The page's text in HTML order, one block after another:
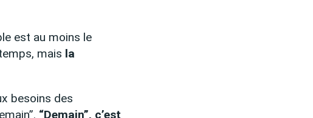
est au moins le
mais la
besoins des
“Demain”, c’est